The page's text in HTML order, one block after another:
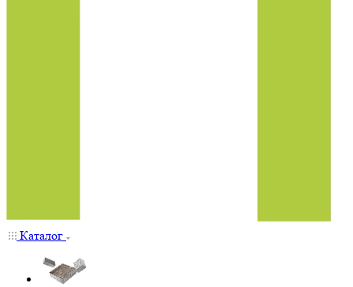
Каталог